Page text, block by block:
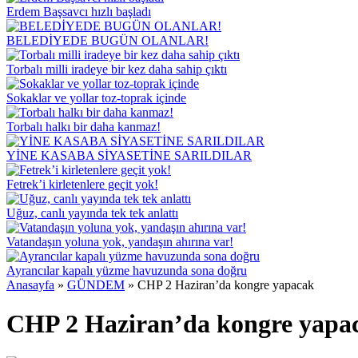
Erdem Başsavcı hızlı başladı
BELEDİYEDE BUGÜN OLANLAR!
Torbalı milli iradeye bir kez daha sahip çıktı
Sokaklar ve yollar toz-toprak içinde
Torbalı halkı bir daha kanmaz!
YİNE KASABA SİYASETİNE SARILDILAR
Fetrek’i kirletenlere geçit yok!
Uğuz, canlı yayında tek tek anlattı
Vatandaşın yoluna yok, yandaşın ahırına var!
Ayrancılar kapalı yüzme havuzunda sona doğru
Anasayfa » GÜNDEM » CHP 2 Haziran’da kongre yapacak
CHP 2 Haziran’da kongre